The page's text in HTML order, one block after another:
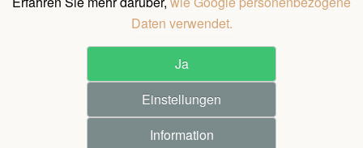
Daten verwendet.
Ja
Einstellungen
Information
All rights reserved.
Pergola Dřevěná s.r.o. / Holz-pavilon.de
Realization ♥ JOOMLA GURU